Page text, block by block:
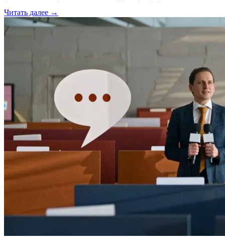
Читать далее →